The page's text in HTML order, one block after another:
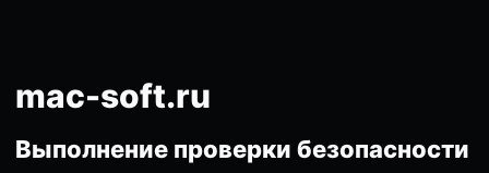
mac-soft.ru
Выполнение проверки безопасности